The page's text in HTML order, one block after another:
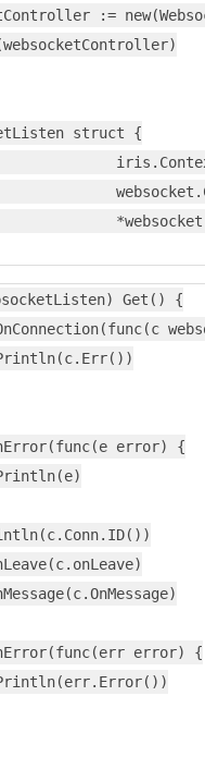
:=
struct {
Get() {
error) {
error) {